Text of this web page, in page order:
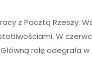
z Pocztą Rzeszy.
W
rolę odegrała